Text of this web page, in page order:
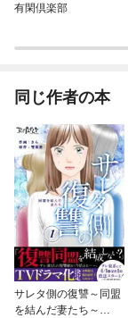
有閑倶楽部
同じ作者の本
サレタ側の復讐～同盟
を結んだ妻たち～